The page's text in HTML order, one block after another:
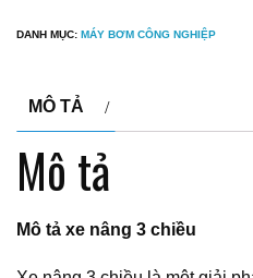
DANH MỤC: MÁY BƠM CÔNG NGHIỆP
MÔ TẢ
Mô tả
Mô tả xe nâng 3 chiều